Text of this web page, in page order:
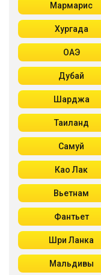
Мармарис
Хургада
ОАЭ
Дубай
Шарджа
Таиланд
Самуй
Као Лак
Вьетнам
Фантьет
Шри Ланка
Мальдивы